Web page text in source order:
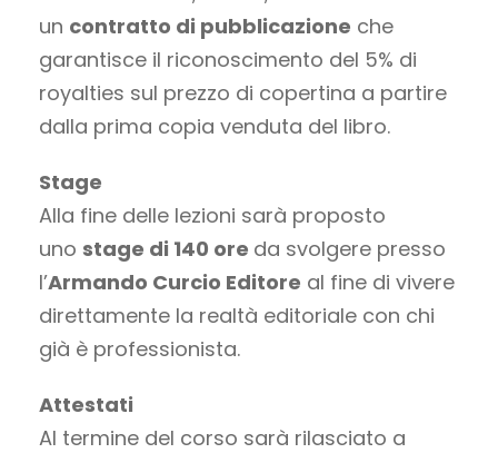
un contratto di pubblicazione che
garantisce il riconoscimento del 5% di
royalties sul prezzo di copertina a partire
dalla prima copia venduta del libro.
Stage
Alla fine delle lezioni sarà proposto
uno stage di 140 ore da svolgere presso
l’Armando Curcio Editore al fine di vivere
direttamente la realtà editoriale con chi
già è professionista.
Attestati
Al termine del corso sarà rilasciato a